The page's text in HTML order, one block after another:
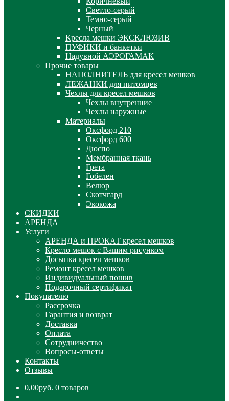
Светло-серый
Темно-серый
Черный
Кресла мешки ЭКСКЛЮЗИВ
ПУФИКИ и банкетки
Надувной АЭРОГАМАК
Прочие товары
НАПОЛНИТЕЛЬ для кресел мешков
ЛЕЖАНКИ для питомцев
Чехлы для кресел мешков
Чехлы внутренние
Чехлы наружные
Материалы
Оксфорд 210
Оксфорд 600
Дюспо
Мембранная ткань
Грета
Гобелен
Велюр
Скотчгард
Экокожа
СКИДКИ
АРЕНДА
Услуги
АРЕНДА и ПРОКАТ кресел мешков
Кресло мешок с Вашим рисунком
Досыпка кресел мешков
Ремонт кресел мешков
Индивидуальный пошив
Подарочный сертификат
Покупателю
Рассрочка
Гарантия и возврат
Доставка
Оплата
Сотрудничество
Вопросы-ответы
Контакты
Отзывы
0,00руб. 0 товаров